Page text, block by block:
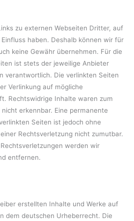
zu externen Webseiten Dritter, auf
haben. Deshalb können wir für
keine Gewähr übernehmen. Für die
ist stets der jeweilige Anbieter
verantwortlich. Die verlinkten Seiten
Verlinkung auf mögliche
Rechtswidrige Inhalte waren zum
erkennbar. Eine permanente
Seiten ist jedoch ohne
Rechtsverletzung nicht zumutbar.
werden wir
entfernen.
erstellten Inhalte und Werke auf
dem deutschen Urheberrecht. Die